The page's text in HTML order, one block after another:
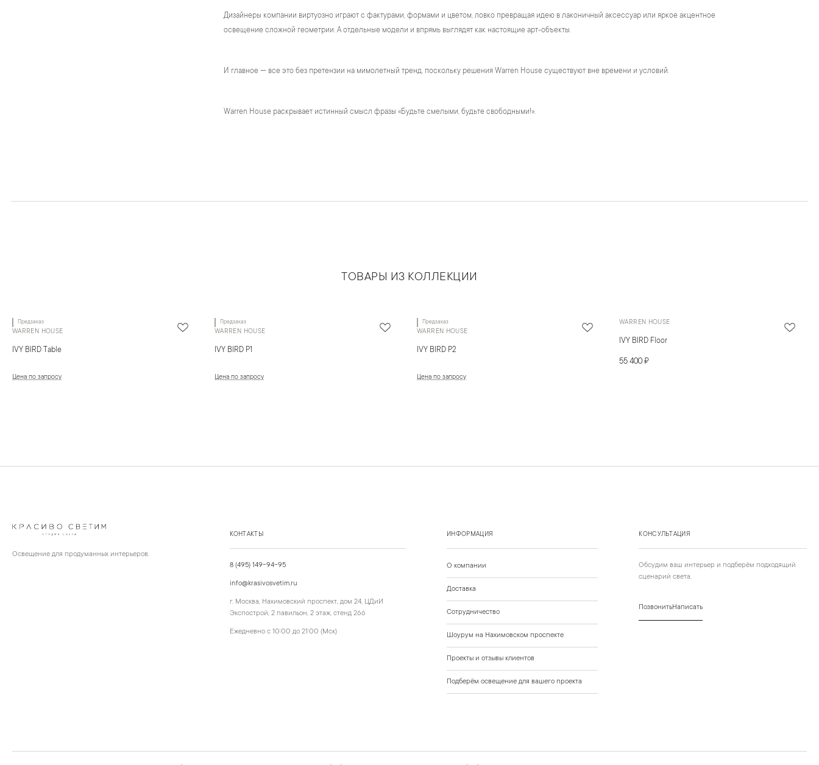
Дизайнеры компании виртуозно играют с фактурами, формами и цветом, ловко превращая идею в лаконичный аксессуар или яркое акцентное
освещение сложной геометрии. А отдельные модели и впрямь выглядят как настоящие арт-объекты.
И главное — все это без претензии на мимолетный тренд, поскольку решения Warren House существуют вне времени и условий.
Warren House раскрывает истинный смысл фразы «Будьте смелыми, будьте свободными!».
ТОВАРЫ ИЗ КОЛЛЕКЦИИ
Предзаказ
WARREN HOUSE
IVY BIRD Table
Цена по запросу
Предзаказ
WARREN HOUSE
IVY BIRD P1
Цена по запросу
Предзаказ
WARREN HOUSE
IVY BIRD P2
Цена по запросу
WARREN HOUSE
IVY BIRD Floor
55 400 ₽
Освещение для продуманных интерьеров.
КОНТАКТЫ
8 (495) 149-94-95
info@krasivosvetim.ru
г. Москва, Нахимовский проспект, дом 24, ЦДиИ
Экспострой, 2 павильон, 2 этаж, стенд 266
Ежедневно с 10:00 до 21:00 (Мск)
КОНСУЛЬТАЦИЯ
Обсудим ваш интерьер и подберём подходящий
сценарий света.
ПозвонитьНаписать
ИНФОРМАЦИЯ
О компании
Доставка
Сотрудничество
Шоурум на Нахимовском проспекте
Проекты и отзывы клиентов
Подберём освещение для вашего проекта